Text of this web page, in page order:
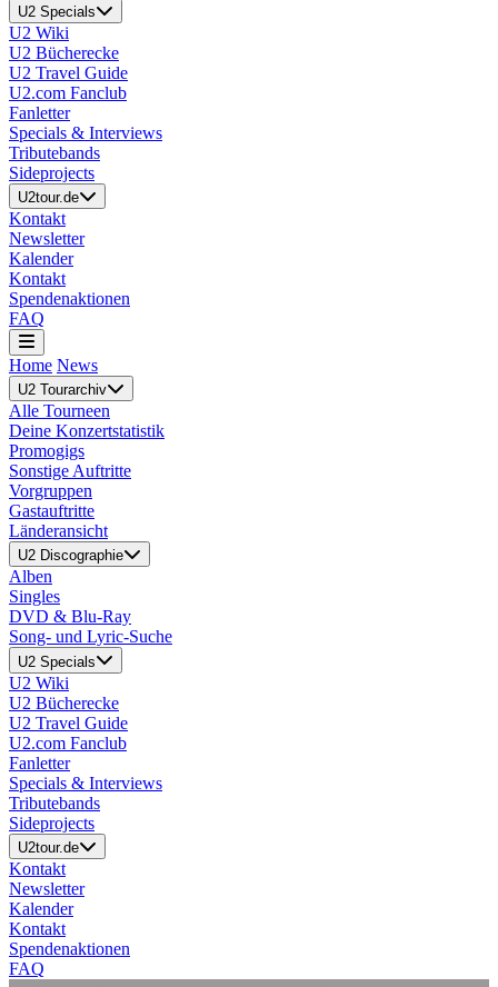
U2 Specials
U2 Wiki
U2 Bücherecke
U2 Travel Guide
U2.com Fanclub
Fanletter
Specials & Interviews
Tributebands
Sideprojects
U2tour.de
Kontakt
Newsletter
Kalender
Kontakt
Spendenaktionen
FAQ
Home News
U2 Tourarchiv
Alle Tourneen
Deine Konzertstatistik
Promogigs
Sonstige Auftritte
Vorgruppen
Gastauftritte
Länderansicht
U2 Discographie
Alben
Singles
DVD & Blu-Ray
Song- und Lyric-Suche
U2 Specials
U2 Wiki
U2 Bücherecke
U2 Travel Guide
U2.com Fanclub
Fanletter
Specials & Interviews
Tributebands
Sideprojects
U2tour.de
Kontakt
Newsletter
Kalender
Kontakt
Spendenaktionen
FAQ